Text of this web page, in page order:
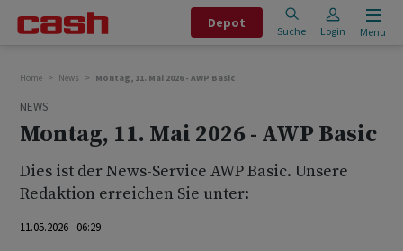
Depot
Suche Login Menu
Home News Montag, 11. Mai 2026 - AWP Basic
NEWS
Montag, 11. Mai 2026 - AWP Basic
Dies ist der News-Service AWP Basic. Unsere
Redaktion erreichen Sie unter:
11.05.2026 06:29